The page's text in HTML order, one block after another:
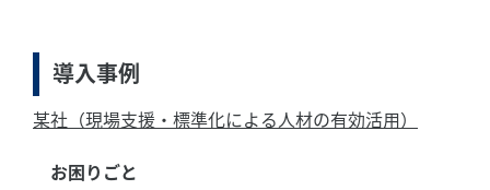
導入事例
某社（現場支援・標準化による人材の有効活用）
お困りごと